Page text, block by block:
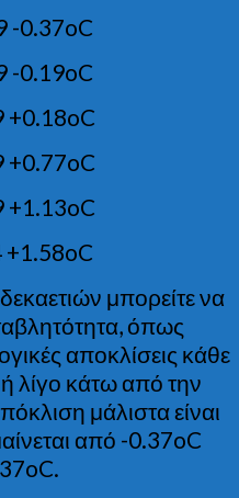
-0.37oC
-0.19oC
+0.18oC
+0.77oC
+1.13oC
μπορείτε να
όπως
αποκλίσεις κάθε
λίγο κάτω από την
μάλιστα είναι
από -0.37oC